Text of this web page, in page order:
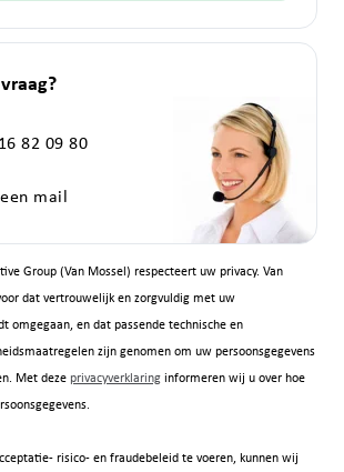
Group (Van Mossel) respecteert uw privacy. Van
dat vertrouwelijk en zorgvuldig met uw
omgegaan, en dat passende technische en
zijn genomen om uw persoonsgegevens
Met deze privacyverklaringinformeren wij u over hoe
risico- en fraudebeleid te voeren, kunnen wij
82 09 80
mail